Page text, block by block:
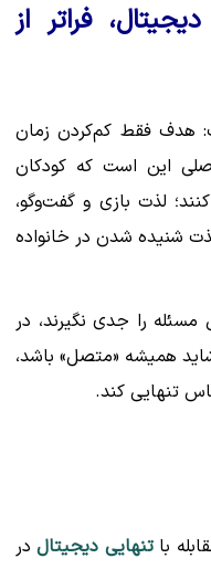
فراتر از
هدف فقط کم‌کردن زمان
این است که کودکان
لذت بازی و گفت‌وگو،
شنیده شدن در خانواده
مسئله را جدی نگیرند، در
همیشه «متصل» باشد،
تنهایی کند.
باتنهایی دیجیتالدر